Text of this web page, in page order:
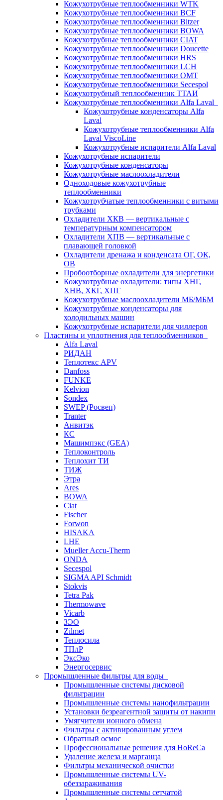
Кожухотрубные теплообменники WTK
Кожухотрубные теплообменники BCF
Кожухотрубные теплообменники Bitzer
Кожухотрубные теплообменники BOWA
Кожухотрубные теплообменники CIAT
Кожухотрубные теплообменники Doucette
Кожухотрубные теплообменники HRS
Кожухотрубные теплообменники LCH
Кожухотрубные теплообменники OMT
Кожухотрубные теплообменники Secespol
Кожухотрубный теплообменник ТТАИ
Кожухотрубные теплообменники Alfa Laval
Кожухотрубные конденсаторы Alfa
Laval
Кожухотрубные теплообменники Alfa
Laval ViscoLine
Кожухотрубные испарители Alfa Laval
Кожухотрубные испарители
Кожухотрубные конденсаторы
Кожухотрубные маслоохладители
Одноходовые кожухотрубные
теплообменники
Кожухотрубчатые теплообменники с витыми
трубками
Охладители ХКВ — вертикальные с
температурным компенсатором
Охладители ХПВ — вертикальные с
плавающей головкой
Охладители дренажа и конденсата ОГ, ОК,
ОВ
Пробоотборные охладители для энергетики
Кожухотрубные охладители: типы ХНГ,
ХНВ, ХКГ, ХПГ
Кожухотрубные маслоохладители МБ/МБМ
Кожухотрубные конденсаторы для
холодильных машин
Кожухотрубные испарители для чиллеров
Пластины и уплотнения для теплообменников
Alfa Laval
РИДАН
Теплотекс APV
Danfoss
FUNKE
Kelvion
Sondex
SWEP (Росвеп)
Tranter
Анвитэк
КС
Машимпэкс (GEA)
Теплоконтроль
Теплохит ТИ
ТИЖ
Этра
Ares
BOWA
Ciat
Fischer
Forwon
HISAKA
LHE
Mueller Accu-Therm
ONDA
Secespol
SIGMA API Schmidt
Stokvis
Tetra Pak
Thermowave
Vicarb
ЗЭО
Zilmet
Теплосила
ТПлР
ЭксЭко
Энергосервис
Промышленные фильтры для воды
Промышленные системы дисковой
фильтрации
Промышленные системы нанофильтрации
Установки безреагентной защиты от накипи
Умягчители ионного обмена
Фильтры с активированным углем
Обратный осмос
Профессиональные решения для HoReCa
Удаление железа и марганца
Фильтры механической очистки
Промышленные системы UV-
обеззараживания
Промышленные системы сетчатой